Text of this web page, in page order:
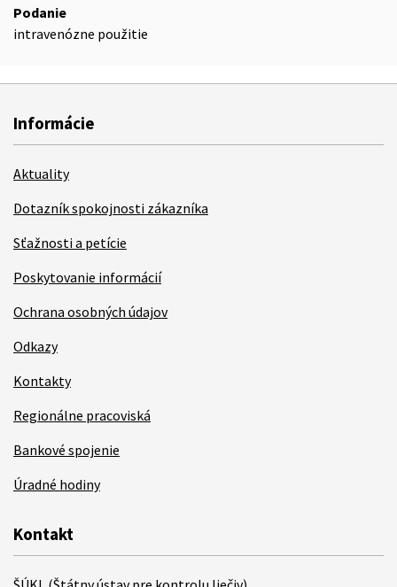
Podanie
intravenózne použitie
Informácie
Aktuality
Dotazník spokojnosti zákazníka
Sťažnosti a petície
Poskytovanie informácií
Ochrana osobných údajov
Odkazy
Kontakty
Regionálne pracoviská
Bankové spojenie
Úradné hodiny
Kontakt